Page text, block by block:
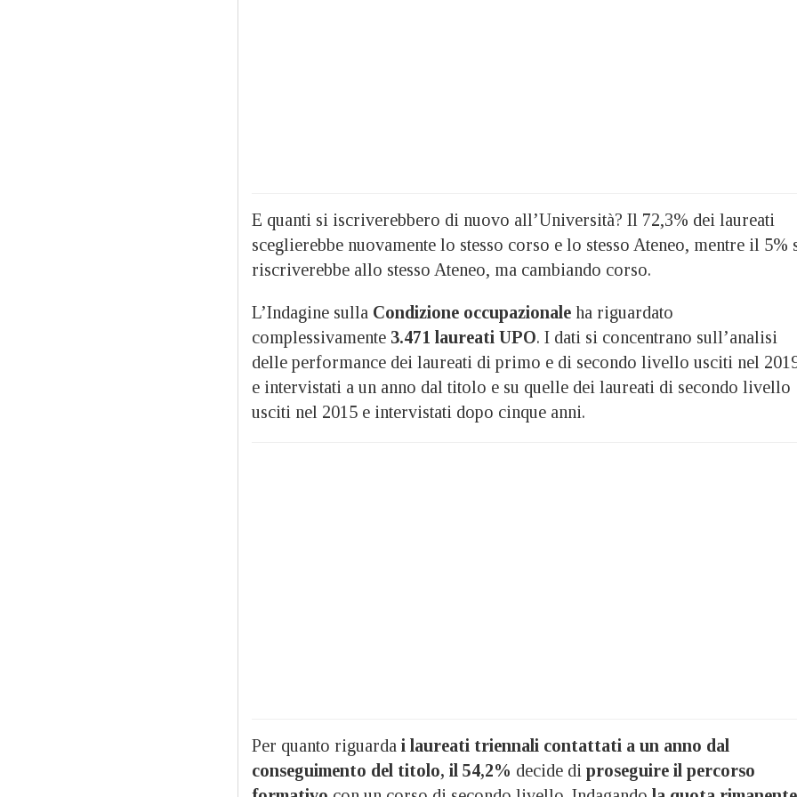
E quanti si iscriverebbero di nuovo all’Università? Il 72,3% dei laureati
sceglierebbe nuovamente lo stesso corso e lo stesso Ateneo, mentre il 5%
riscriverebbe allo stesso Ateneo, ma cambiando corso.
L’Indagine sulla Condizione occupazionale ha riguardato
complessivamente 3.471 laureati UPO. I dati si concentrano sull’analisi
delle performance dei laureati di primo e di secondo livello usciti nel
e intervistati a un anno dal titolo e su quelle dei laureati di secondo livello
usciti nel 2015 e intervistati dopo cinque anni.
Per quanto riguarda i laureati triennali contattati a un anno dal
conseguimento del titolo, il 54,2% decide di proseguire il percorso